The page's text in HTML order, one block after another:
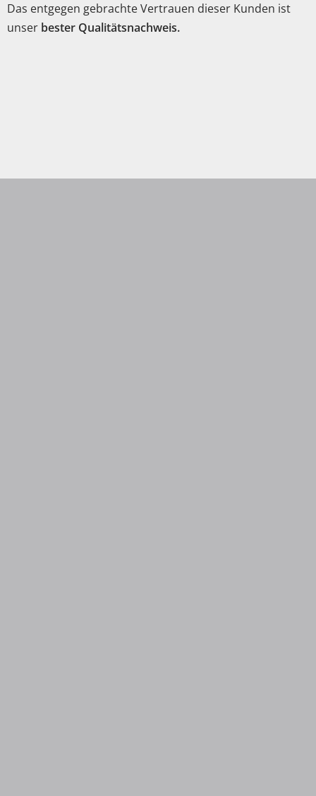
Das entgegen gebrachte Vertrauen dieser Kunden ist
unser bester Qualitätsnachweis.